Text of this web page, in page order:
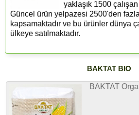
yaklaşık 1500
Güncel ürün yelpazesi 2500'den
kapsamaktadır ve bu ürünler dünya
ülkeye satılmaktadır.
BAKTAT BIO
BAKTAT